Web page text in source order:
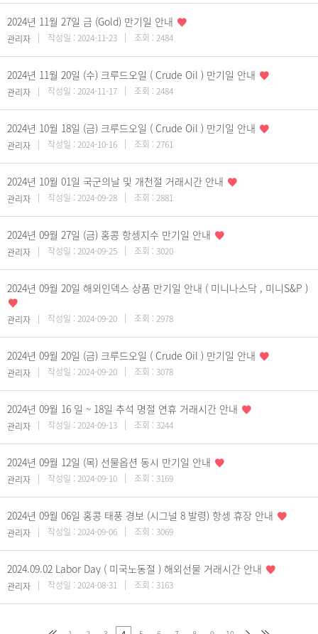
2024년 11월 27일 금 (Gold) 만기일 안내
관리자 작성일 : 2024-11-23 조회 : 2484
2024년 11월 20일 (수) 크루드오일 ( Crude Oil ) 만기일 안내
관리자 작성일 : 2024-11-17 조회 : 2484
2024년 10월 18일 (금) 크루드오일 ( Crude Oil ) 만기일 안내
관리자 작성일 : 2024-10-16 조회 : 2761
2024년 10월 01일 국군의날 및 개천절 거래시간 안내
관리자 작성일 : 2024-09-28 조회 : 2881
2024년 09월 27일 (금) 홍콩 항셍지수 만기일 안내
관리자 작성일 : 2024-09-25 조회 : 3020
2024년 09월 20일 해외인덱스 상품 만기일 안내 ( 미니나스닥 , 미니S&P )
관리자 작성일 : 2024-09-20 조회 : 2978
2024년 09월 20일 (금) 크루드오일 ( Crude Oil ) 만기일 안내
관리자 작성일 : 2024-09-20 조회 : 3078
2024년 09월 16 일 ~ 18일 추석 명절 연휴 거래시간 안내
관리자 작성일 : 2024-09-13 조회 : 3244
2024년 09월 12일 (목) 선물옵션 동시 만기일 안내
관리자 작성일 : 2024-09-10 조회 : 3169
2024년 09월 06일 홍콩 태풍 경보 (시그널 8 발령) 항셍 휴장 안내
관리자 작성일 : 2024-09-06 조회 : 3069
2024.09.02 Labor Day ( 미국노동절 ) 해외선물 거래시간 안내
관리자 작성일 : 2024-08-31 조회 : 3163